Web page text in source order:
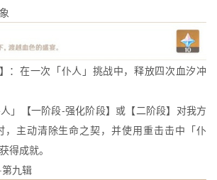
：在一次「仆人」挑战中，释放四次血汐冲
」【一阶段-强化阶段】或【二阶段】对我方
，主动清除生命之契，并使用重击击中「仆
得成就。
九辑